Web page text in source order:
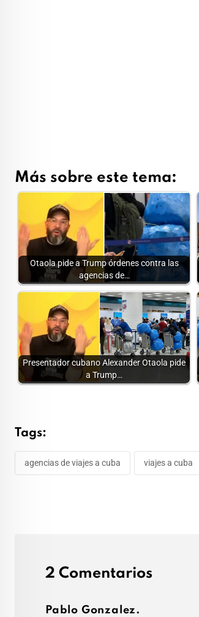
Más sobre este tema:
Otaola pide a Trump órdenes contra las
agencias de…
Presentador cubano Alexander Otaola pide
a Trump…
Tags:
agencias de viajes a cuba viajes a cuba
2 Comentarios
Pablo Gonzalez.